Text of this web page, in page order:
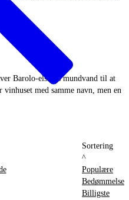
Barolo-elskers mundvand til at
med samme navn, men en
Sortering
^
Populære
Bedømmelse
Billigste